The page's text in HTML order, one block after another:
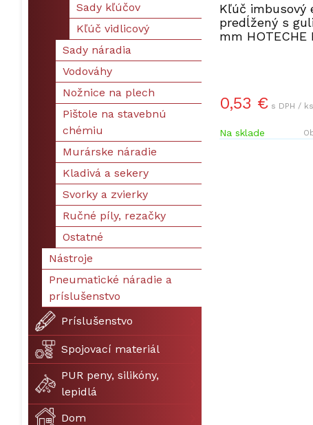
Kľúč imbusový
predĺžený s
mm HOTECHE
0,53 € s DPH / ks
Na sklade
Sady kľúčov
Kľúč vidlicový
Sady náradia
Vodováhy
Nožnice na plech
Pištole na stavebnú
chémiu
Murárske náradie
Kladivá a sekery
Svorky a zvierky
Ručné píly, rezačky
Ostatné
Nástroje
Pneumatické náradie a
príslušenstvo
Príslušenstvo
Spojovací materiál
PUR peny, silikóny,
lepidlá
Dom